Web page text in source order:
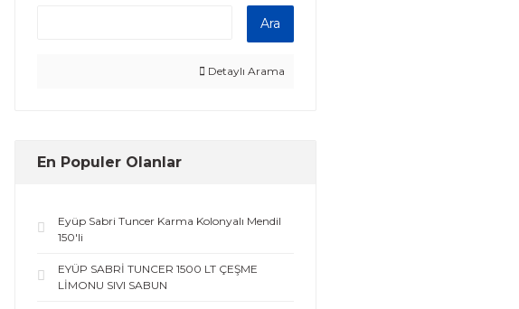
Ara
Detaylı Arama
En Populer Olanlar
Eyüp Sabri Tuncer Karma Kolonyalı Mendil
150'li
EYÜP SABRİ TUNCER 1500 LT ÇEŞME
LİMONU SIVI SABUN